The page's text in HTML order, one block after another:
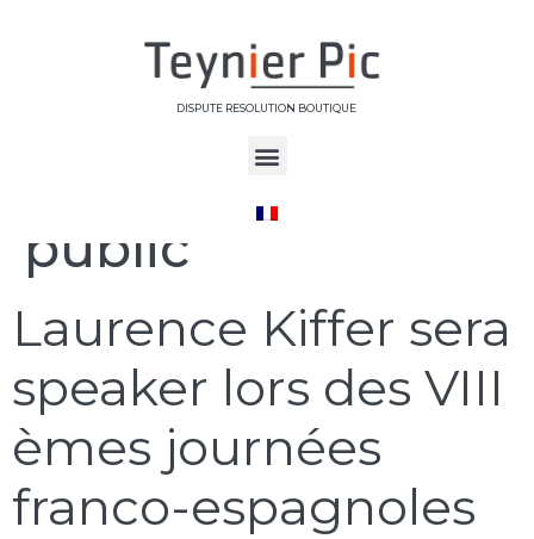
DISPUTE RESOLUTION BOUTIQUE
Étiquette :
public
Laurence Kiffer sera
speaker lors des VIII
èmes journées
franco-espagnoles